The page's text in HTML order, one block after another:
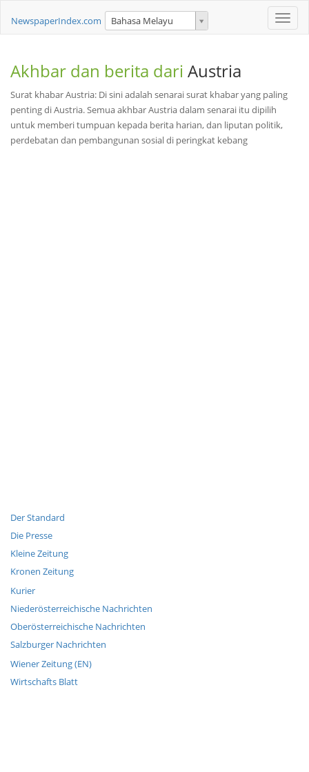
Toggle
NewspaperIndex.com Bahasa Melayu
Akhbar dan berita dari Austria
Surat khabar Austria: Di sini adalah senarai surat khabar yang paling
penting di Austria. Semua akhbar Austria dalam senarai itu dipilih
untuk memberi tumpuan kepada berita harian, dan liputan politik,
perdebatan dan pembangunan sosial di peringkat kebang
Der Standard
Die Presse
Kleine Zeitung
Kronen Zeitung
Kurier
Niederösterreichische Nachrichten
Oberösterreichische Nachrichten
Salzburger Nachrichten
Wiener Zeitung (EN)
Wirtschafts Blatt